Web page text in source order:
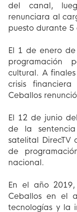
del canal,
renunciara al
puesto durante 5
El 1 de enero
programación
cultural. A
crisis
Ceballos
El 12 de junio
de la
satelital DirecTV
de
nacional.
En el año
Ceballos en el
tecnologías y la